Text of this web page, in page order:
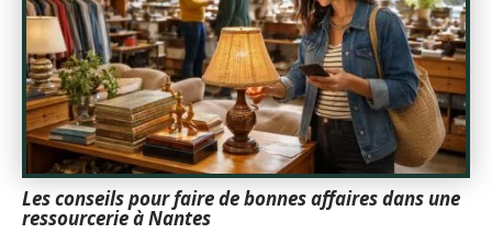
Les conseils pour faire de bonnes affaires dans une
ressourcerie à Nantes